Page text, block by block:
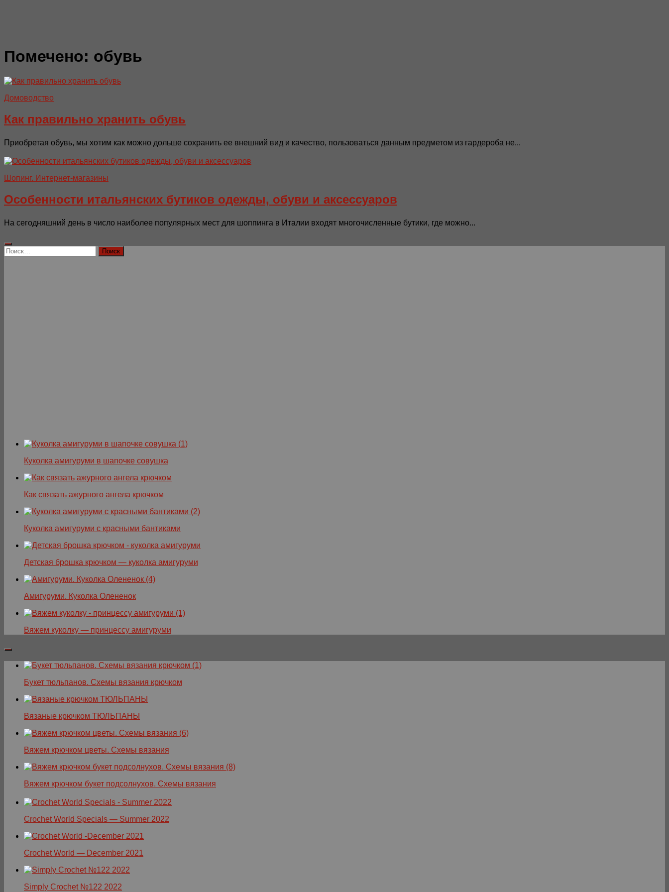
Помечено: обувь
Домоводство
Как правильно хранить обувь
Приобретая обувь, мы хотим как можно дольше сохранить ее внешний вид и качество, пользоваться данным предметом из гардероба не...
Шопинг. Интернет-магазины
Особенности итальянских бутиков одежды, обуви и аксессуаров
На сегодняшний день в число наиболее популярных мест для шоппинга в Италии входят многочисленные бутики, где можно...
Найти:
Куколка амигуруми в шапочке совушка
Как связать ажурного ангела крючком
Куколка амигуруми с красными бантиками
Детская брошка крючком — куколка амигуруми
Амигуруми. Куколка Олененок
Вяжем куколку — принцессу амигуруми
Букет тюльпанов. Схемы вязания крючком
Вязаные крючком ТЮЛЬПАНЫ
Вяжем крючком цветы. Схемы вязания
Вяжем крючком букет подсолнухов. Схемы вязания
Crochet World Specials — Summer 2022
Crochet World — December 2021
Simply Crochet №122 2022